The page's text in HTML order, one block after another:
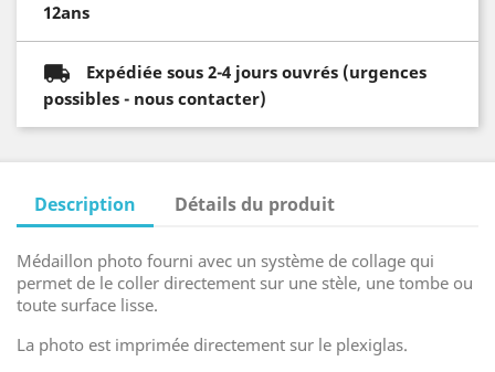
12ans
Expédiée sous 2-4 jours ouvrés (urgences
possibles - nous contacter)
Description Détails du produit
Médaillon photo fourni avec un système de collage qui
permet de le coller directement sur une stèle, une tombe ou
toute surface lisse.
La photo est imprimée directement sur le plexiglas.